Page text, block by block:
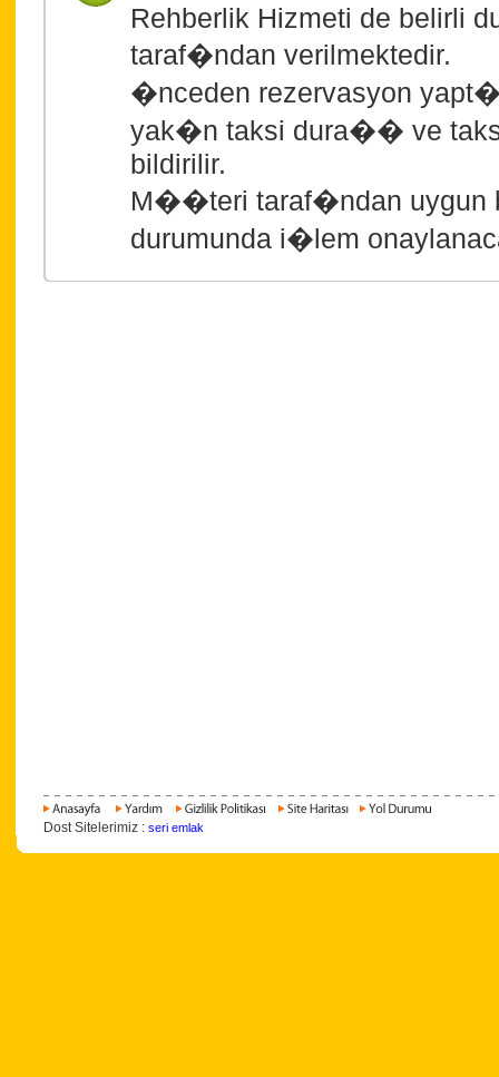
Rehberlik Hizmeti de belirli
taraf�ndan verilmektedir.
�nceden rezervasyon
yak�n taksi dura�� ve
bildirilir.
M��teri taraf�ndan uygun
durumunda i�lem
Dost Sitelerimiz : seri emlak